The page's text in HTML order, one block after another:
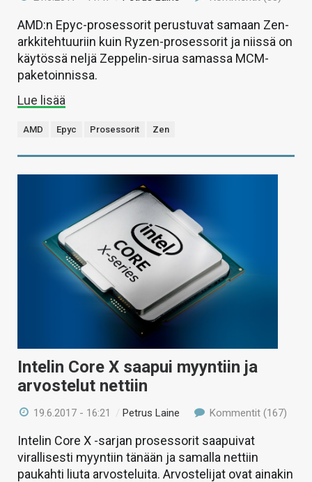
AMD:n Epyc-prosessorit perustuvat samaan Zen-
arkkitehtuuriin kuin Ryzen-prosessorit ja niissä on
käytössä neljä Zeppelin-sirua samassa MCM-
paketoinnissa.
Lue lisää
AMD Epyc Prosessorit Zen
Intelin Core X saapui myyntiin ja
arvostelut nettiin
19.6.2017 - 16:21 /Petrus Laine Kommentit (167)
Intelin Core X -sarjan prosessorit saapuivat
virallisesti myyntiin tänään ja samalla nettiin
paukahti liuta arvosteluita. Arvostelijat ovat ainakin